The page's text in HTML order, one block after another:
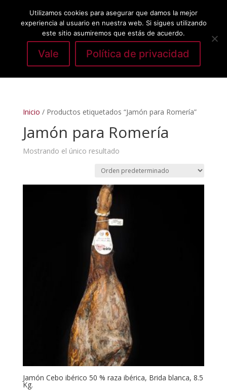
Seleccionar página
Inicio / Productos etiquetados “Jamón para Romería”
Jamón para Romería
Mostrando el único resultado
Jamón Cebo ibérico 50 % raza ibérica, Brida blanca, 8.5
Kg.
Utilizamos cookies para asegurar que damos la mejor
experiencia al usuario en nuestra web. Si sigues utilizando
este sitio asumiremos que estás de acuerdo.
Vale Política de privacidad